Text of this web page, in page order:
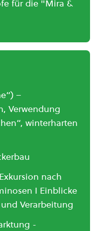
für die "Mira &
–
Verwendung
winterharten
nach
I Einblicke
Verarbeitung
-